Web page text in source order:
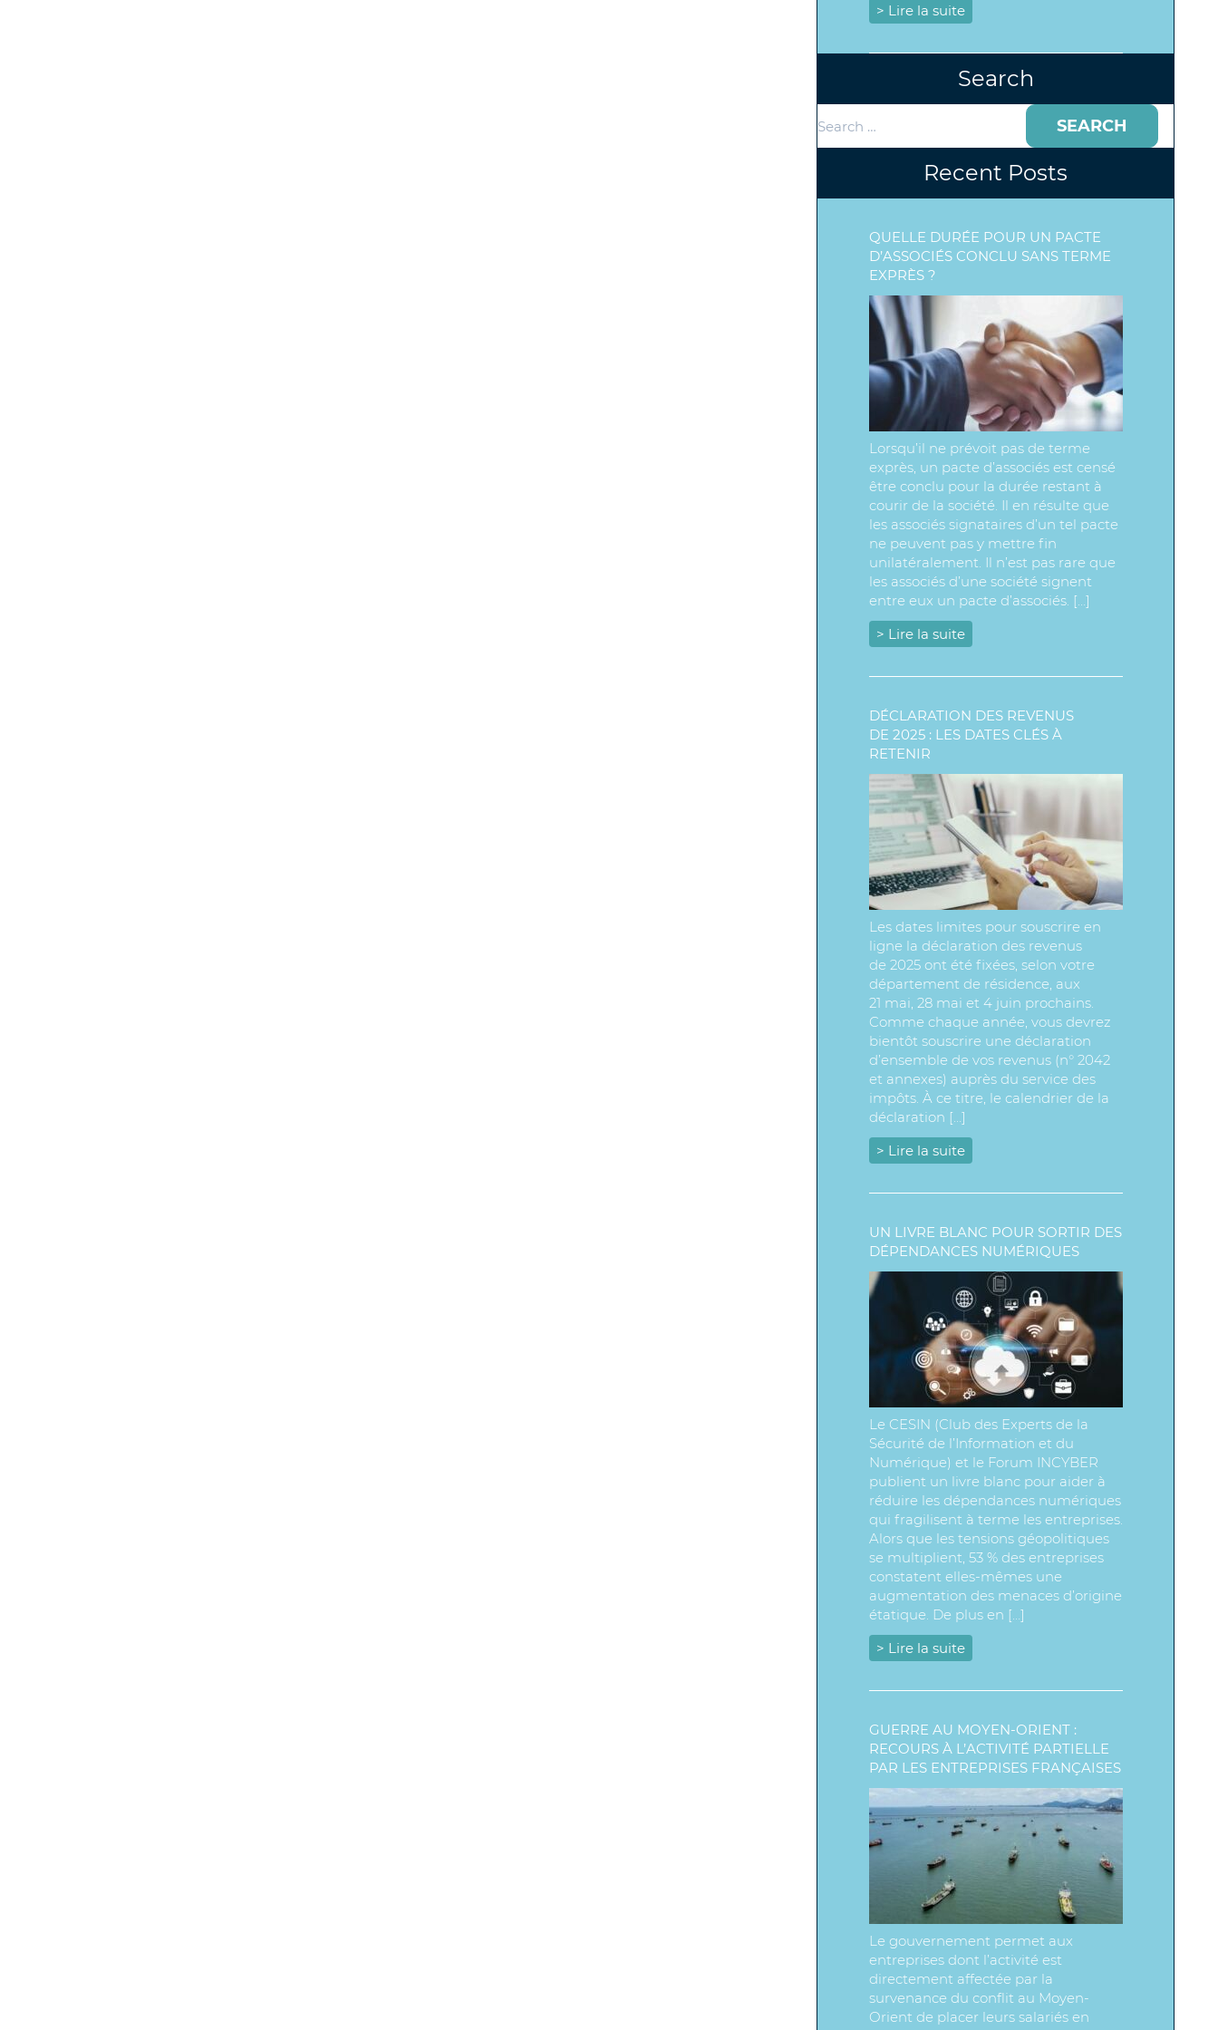
> Lire la suite
Search
for:
Recent Posts
QUELLE DURÉE POUR UN PACTE
D’ASSOCIÉS CONCLU SANS TERME
EXPRÈS ?
Lorsqu’il ne prévoit pas de terme
exprès, un pacte d’associés est censé
être conclu pour la durée restant à
courir de la société. Il en résulte que
les associés signataires d’un tel pacte
ne peuvent pas y mettre fin
unilatéralement. Il n’est pas rare que
les associés d’une société signent
entre eux un pacte d’associés. […]
> Lire la suite
DÉCLARATION DES REVENUS
DE 2025 : LES DATES CLÉS À
RETENIR
Les dates limites pour souscrire en
ligne la déclaration des revenus
de 2025 ont été fixées, selon votre
département de résidence, aux
21 mai, 28 mai et 4 juin prochains.
Comme chaque année, vous devrez
bientôt souscrire une déclaration
d’ensemble de vos revenus (n° 2042
et annexes) auprès du service des
impôts. À ce titre, le calendrier de la
déclaration […]
> Lire la suite
UN LIVRE BLANC POUR SORTIR DES
DÉPENDANCES NUMÉRIQUES
Le CESIN (Club des Experts de la
Sécurité de l’Information et du
Numérique) et le Forum INCYBER
publient un livre blanc pour aider à
réduire les dépendances numériques
qui fragilisent à terme les entreprises.
Alors que les tensions géopolitiques
se multiplient, 53 % des entreprises
constatent elles-mêmes une
augmentation des menaces d’origine
étatique. De plus en […]
> Lire la suite
GUERRE AU MOYEN-ORIENT :
RECOURS À L’ACTIVITÉ PARTIELLE
PAR LES ENTREPRISES FRANÇAISES
Le gouvernement permet aux
entreprises dont l’activité est
directement affectée par la
survenance du conflit au Moyen-
Orient de placer leurs salariés en